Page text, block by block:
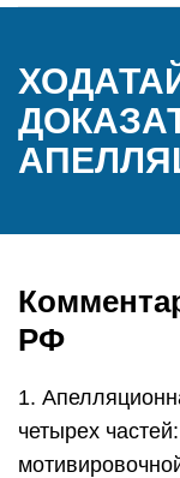
РФ
1.
четырех